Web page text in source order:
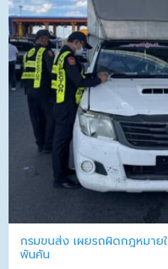
กรมขนส่ง เผยรถผิดกฎหมาย
พันคัน